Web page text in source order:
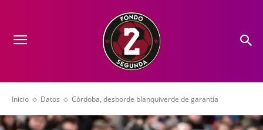
Inicio Datos Córdoba, desborde blanquiverde de garantía